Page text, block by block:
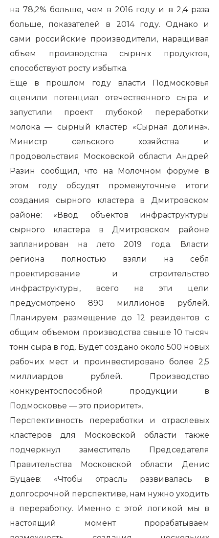
на 78,2% больше, чем в 2016 году и в 2,4 раза
больше, показателей в 2014 году. Однако и
сами российские производители, наращивая
объем производства сырных продуктов,
способствуют росту избытка.
Еще в прошлом году власти Подмосковья
оценили потенциал отечественного сыра и
запустили проект глубокой переработки
молока — сырный кластер «Сырная долина».
Министр сельского хозяйства и
продовольствия Московской области Андрей
Разин сообщил, что на Молочном форуме в
этом году обсудят промежуточные итоги
создания сырного кластера в Дмитровском
районе: «Ввод объектов инфраструктуры
сырного кластера в Дмитровском районе
запланирован на лето 2019 года. Власти
региона полностью взяли на себя
проектирование и строительство
инфраструктуры, всего на эти цели
предусмотрено 890 миллионов рублей.
Планируем размещение до 12 резидентов с
общим объемом производства свыше 10 тысяч
тонн сыра в год. Будет создано около 500 новых
рабочих мест и проинвестировано более 2,5
миллиардов рублей. Производство
конкурентоспособной продукции в
Подмосковье — это приоритет».
Перспективность переработки и отраслевых
кластеров для Московской области также
подчеркнул заместитель Председателя
Правительства Московской области Денис
Буцаев: «Чтобы отрасль развивалась в
долгосрочной перспективе, нам нужно уходить
в переработку. Именно с этой логикой мы в
настоящий момент прорабатываем